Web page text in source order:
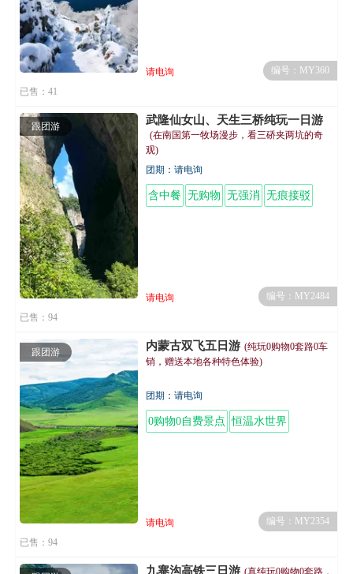
请电询
编号：MY360
已售：41
跟团游 武隆仙女山、天生三桥纯玩一日游
(在南国第一牧场漫步，看三硚夹两坑的奇
观)
团期：请电询
含中餐 无购物 无强消 无痕接驳
请电询
编号：MY2484
已售：94
跟团游 内蒙古双飞五日游 (纯玩0购物0套路0车
销，赠送本地各种特色体验)
团期：请电询
0购物0自费景点 恒温水世界
请电询
编号：MY2354
已售：94
九寨沟高铁三日游 (真纯玩0购物0套路，